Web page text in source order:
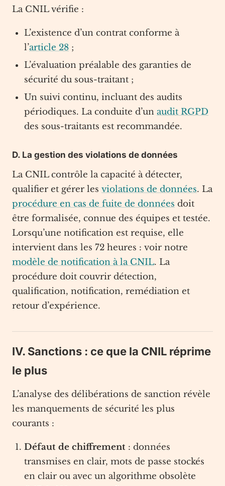
La CNIL vérifie :
L’existence d’un contrat conforme à
l’article 28 ;
L’évaluation préalable des garanties de
sécurité du sous-traitant ;
Un suivi continu, incluant des audits
périodiques. La conduite d’un audit RGPD
des sous-traitants est recommandée.
D. La gestion des violations de données
La CNIL contrôle la capacité à détecter,
qualifier et gérer les violations de données. La
procédure en cas de fuite de données doit
être formalisée, connue des équipes et testée.
Lorsqu’une notification est requise, elle
intervient dans les 72 heures : voir notre
modèle de notification à la CNIL. La
procédure doit couvrir détection,
qualification, notification, remédiation et
retour d’expérience.
IV. Sanctions : ce que la CNIL réprime
le plus
L’analyse des délibérations de sanction révèle
les manquements de sécurité les plus
courants :
Défaut de chiffrement : données
transmises en clair, mots de passe stockés
en clair ou avec un algorithme obsolète